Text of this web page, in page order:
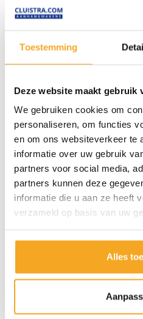
Toestemming
Deze website maakt gebruik
We gebruiken cookies om
personaliseren, om functies
en om ons websiteverkeer te
informatie over uw gebruik
partners voor social media,
partners kunnen deze
informatie die u aan ze heeft
verzameld op basis van uw
Alles
wagenpark kan bijdragen?
wensen.
Adviseert
Elke week leveren we
hieronder een aantal
afgeleverde open